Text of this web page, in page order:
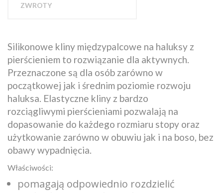
ZWROTY
Silikonowe kliny międzypalcowe na haluksy z
pierścieniem to rozwiązanie dla aktywnych.
Przeznaczone są dla osób zarówno w
początkowej jak i średnim poziomie rozwoju
haluksa. Elastyczne kliny z bardzo
rozciągliwymi pierścieniami pozwalają na
dopasowanie do każdego rozmiaru stopy oraz
użytkowanie zarówno w obuwiu jak i na boso, bez
obawy wypadnięcia.
Właściwości:
pomagają odpowiednio rozdzielić